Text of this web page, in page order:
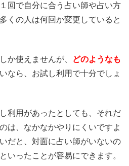
回で自分に合う占い師や占い方
くの人は何回か変更していると
か使えませんが、
どのようなも
なら、お試し利用で十分でしょ
利用があったとしても、それだ
は、なかなかやりにくいですよ
だと、対面に占い師がいないの
いったことが容易にできます。